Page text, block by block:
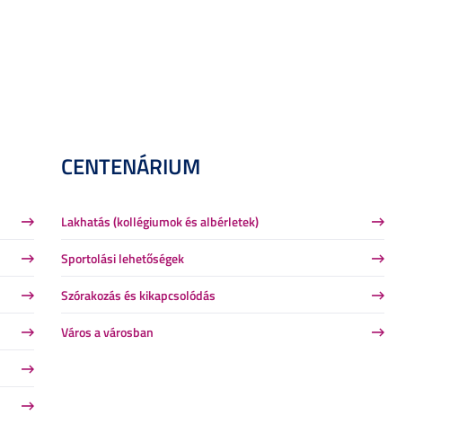
CENTENÁRIUM
Lakhatás (kollégiumok és albérletek)
Sportolási lehetőségek
Szórakozás és kikapcsolódás
Város a városban